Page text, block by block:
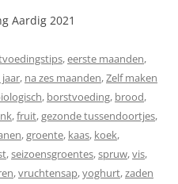
Aardig 2021
,eerste maanden,
, na zes maanden,Zelf maken
, borstvoeding, brood,
,fruit,gezonde tussendoortjes,
,groente, kaas, koek,
,seizoensgroentes,spruw,vis,
,vruchtensap,yoghurt,zaden